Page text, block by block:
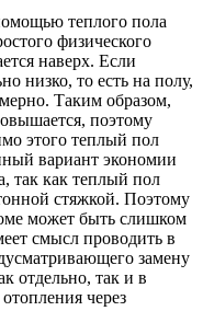
теплого пола
физического
наверх. Если
низко, то есть на полу,
Таким образом,
поэтому
этого теплый пол
вариант экономии
так как теплый пол
стяжкой. Поэтому
может быть слишком
смысл проводить в
замену
отдельно, так и в
через